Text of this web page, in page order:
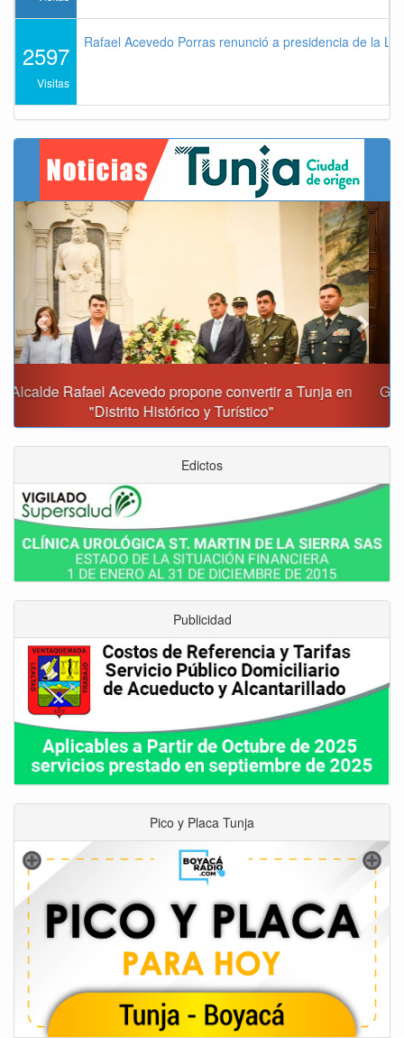
2597
Visitas
Rafael Acevedo Porras renunció a presidencia de la
Gobernación y Alcaldía de Tunja revisan 120 proyectos
con inversiones superiores a $385.000 millones
Previous Next
Edictos
Publicidad
Pico y Placa Tunja